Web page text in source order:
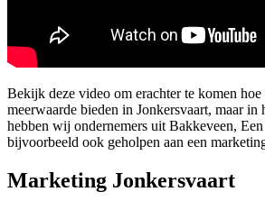
Bekijk deze video om erachter te komen
meerwaarde bieden in Jonkersvaart, maar
hebben wij ondernemers uit Bakkeveen,
bijvoorbeeld ook geholpen aan een
Marketing Jonkersvaart